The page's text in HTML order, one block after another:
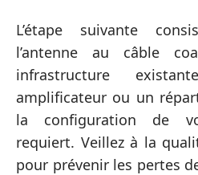
L’étape suivante
l’antenne au câble
infrastructure
amplificateur ou un
la configuration de
requiert. Veillez à la
pour prévenir les pertes